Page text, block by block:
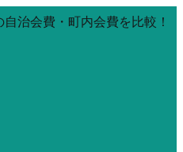
自治会費・町内会費を比較！